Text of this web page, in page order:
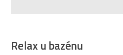
Relax u bazénu